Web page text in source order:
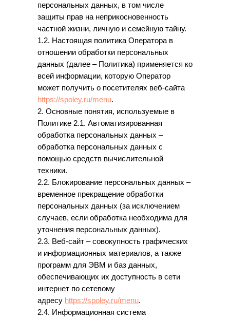
персональных данных, в том числе
защиты прав на неприкосновенность
частной жизни, личную и семейную тайну.
1.2. Настоящая политика Оператора в
отношении обработки персональных
данных (далее – Политика) применяется ко
всей информации, которую Оператор
может получить о посетителях веб-сайта
https://spoley.ru/menu.
2. Основные понятия, используемые в
Политике 2.1. Автоматизированная
обработка персональных данных –
обработка персональных данных с
помощью средств вычислительной
техники.
2.2. Блокирование персональных данных –
временное прекращение обработки
персональных данных (за исключением
случаев, если обработка необходима для
уточнения персональных данных).
2.3. Веб-сайт – совокупность графических
и информационных материалов, а также
программ для ЭВМ и баз данных,
обеспечивающих их доступность в сети
интернет по сетевому
адресу https://spoley.ru/menu.
2.4. Информационная система